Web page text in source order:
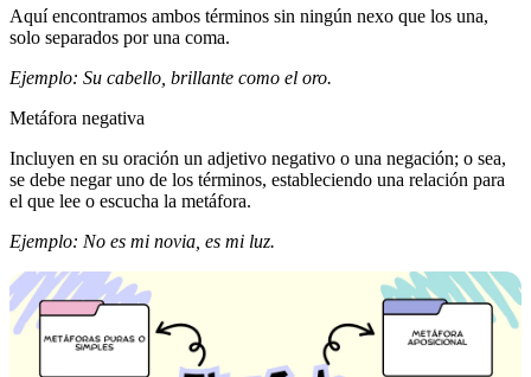
Aquí encontramos ambos términos sin ningún nexo que los una,
solo separados por una coma.
Ejemplo: Su cabello, brillante como el oro.
Metáfora negativa
Incluyen en su oración un adjetivo negativo o una negación; o sea,
se debe negar uno de los términos, estableciendo una relación para
el que lee o escucha la metáfora.
Ejemplo: No es mi novia, es mi luz.